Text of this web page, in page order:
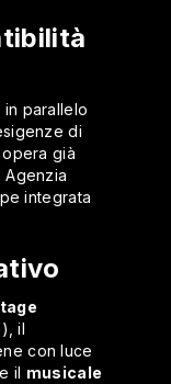
parallelo
di
già
integrata
il
con luce
il musicale